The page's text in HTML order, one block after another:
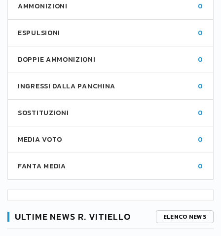
AMMONIZIONI 0
ESPULSIONI 0
DOPPIE AMMONIZIONI 0
INGRESSI DALLA PANCHINA 0
SOSTITUZIONI 0
MEDIA VOTO 0
FANTA MEDIA 0
ULTIME NEWS R. VITIELLO ELENCO NEWS